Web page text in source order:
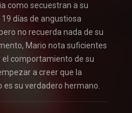
como secuestran a su
días de angustiosa
no recuerda nada de su
Mario nota suficientes
el comportamiento de su
a creer que la
es su verdadero hermano.